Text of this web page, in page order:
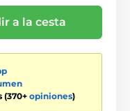
a la cesta
(370+ opiniones)